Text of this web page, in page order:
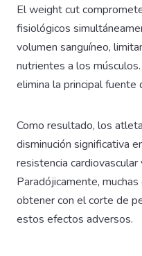
El weight cut
fisiológicos
volumen sanguíneo,
nutrientes a los
elimina la principal fuente
Como resultado, los
disminución significativa
resistencia
Paradójicamente,
obtener con el corte de
estos efectos adversos.